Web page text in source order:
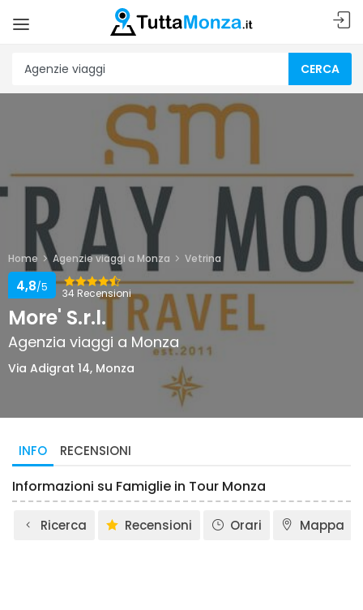
CERCA
Home Agenzie viaggi a Monza Vetrina
34 Recensioni
4,8/5
More' S.r.l.
Agenzia viaggi a Monza
Via Adigrat 14, Monza
INFO RECENSIONI
Informazioni su Famiglie in Tour Monza
Ricerca Recensioni Orari Mappa